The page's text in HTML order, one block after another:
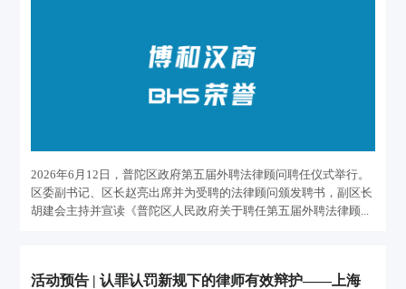
2026年6月12日，普陀区政府第五届外聘法律顾问聘任仪式举行。
区委副书记、区长赵亮出席并为受聘的法律顾问颁发聘书，副区长
胡建会主持并宣读《普陀区人民政府关于聘任第五届外聘法律顾...
活动预告 | 认罪认罚新规下的律师有效辩护——上海